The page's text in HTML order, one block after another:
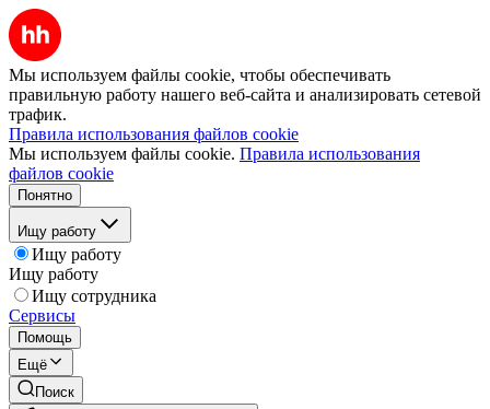
Мы используем файлы cookie, чтобы обеспечивать
правильную работу нашего веб-сайта и анализировать сетевой
трафик.
Правила использования файлов cookie
Мы используем файлы cookie. Правила использования
файлов cookie
Понятно
Ищу работу
Ищу работу
Ищу работу
Ищу сотрудника
Сервисы
Помощь
Ещё
Поиск